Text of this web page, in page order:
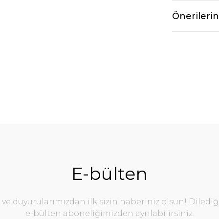
E-bülten
ve duyurularımızdan ilk sizin haberiniz olsun!
e-bülten aboneliğimizden ayrılabilirsiniz.